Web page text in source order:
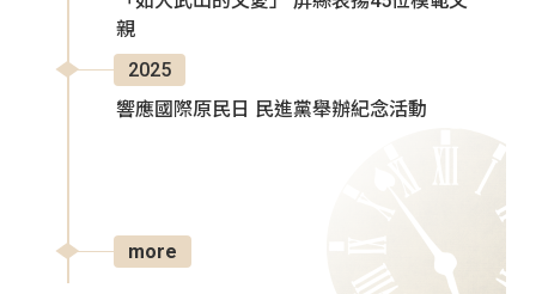
親
2025
響應國際原民日 民進黨舉辦紀念活動
more